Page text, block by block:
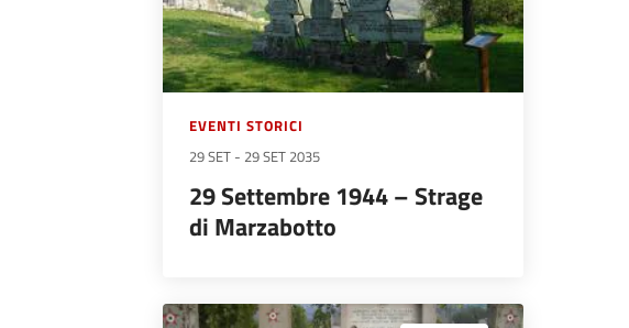
EVENTI STORICI
29 SET - 29 SET 2035
29 Settembre 1944 – Strage
di Marzabotto